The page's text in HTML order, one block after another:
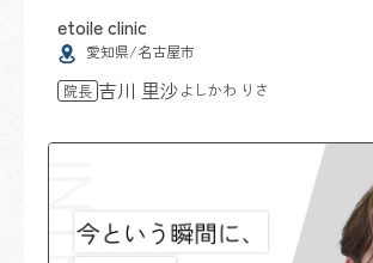
etoile clinic
愛知県/名古屋市
院長 吉川 里沙よしかわ りさ